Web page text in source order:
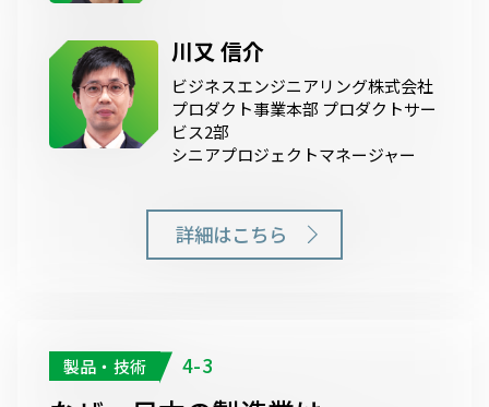
川又 信介
ビジネスエンジニアリング株式会社
プロダクト事業本部 プロダクトサー
ビス2部
シニアプロジェクトマネージャー
詳細はこちら
製品・技術 4-3